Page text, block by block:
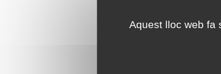
Aquest lloc web fa